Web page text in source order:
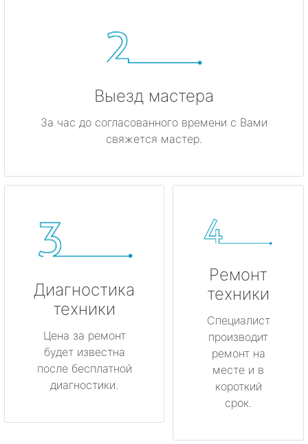
Выезд мастера
За час до согласованного времени с Вами
свяжется мастер.
Диагностика
техники
Цена за ремонт
будет известна
после бесплатной
диагностики.
Ремонт
техники
Специалист
производит
ремонт на
месте и в
короткий
срок.